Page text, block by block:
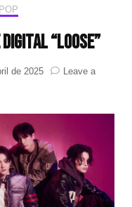
digital “Loose”
de 2025
Leave a